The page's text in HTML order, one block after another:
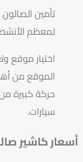
تأمين
لمعظم
اختيار موقع
الموقع من
حركة كبيرة
سيارات.
أسعار كاشير